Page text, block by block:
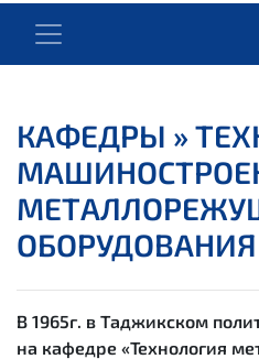
КАФЕДРЫ »
ОБОРУДОВАНИЯ
В 1965г. в Таджикском
на кафедре «Технология